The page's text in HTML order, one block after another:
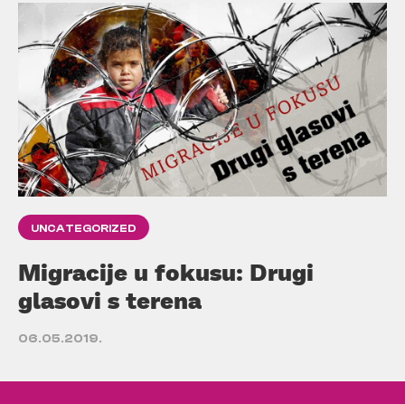
UNCATEGORIZED
Migracije u fokusu: Drugi
glasovi s terena
06.05.2019.